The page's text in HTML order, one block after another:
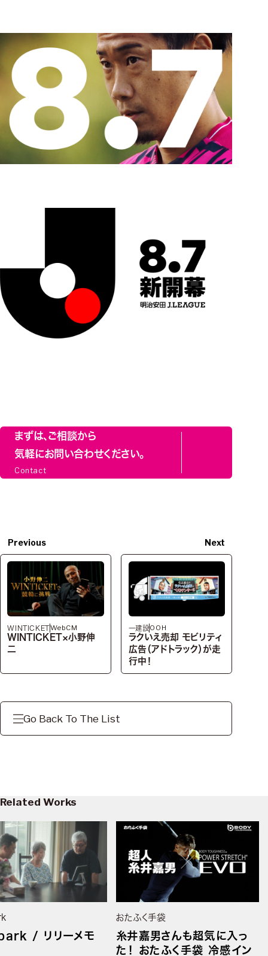
まずは、ご相談から
気軽にお問い合わせください。
Contact
Previous
WINTICKETWebCM
WINTICKET×小野伸
二
Next
一建設OOH
ラクいえ売却 モビリティ
広告（アドトラック）が走
行中！
Go Back To The List
Related Works
/ リリーメモ
おたふく手袋
糸井嘉男さんも超気に入っ
た！ おたふく手袋 冷感イン